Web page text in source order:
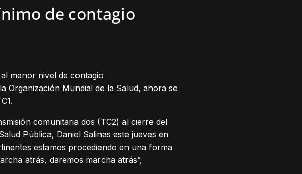
de contagio
menor nivel de contagio
Organización Mundial de la Salud, ahora se
comunitaria dos (TC2) al cierre del
Pública, Daniel Salinas este jueves en
estamos procediendo en una forma
atrás, daremos marcha atrás”,